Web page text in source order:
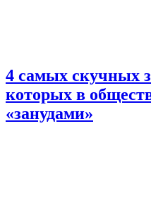
4 самых скучных
которых в
«занудами»